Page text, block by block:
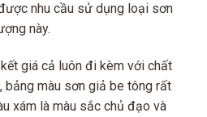
nhu cầu sử dụng loại sơn
này.
giá cả luôn đi kèm với chất
bảng màu sơn giả be tông rất
xám là màu sắc chủ đạo và